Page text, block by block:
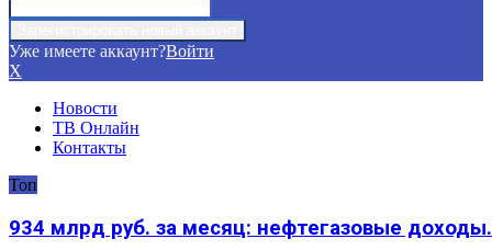
Уже имеете аккаунт?Войти
X
Новости
ТВ Онлайн
Контакты
Топ
934 млрд руб. за месяц: нефтегазовые